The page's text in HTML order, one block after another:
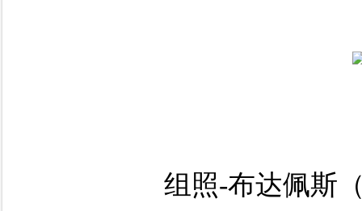
组照-布达佩斯